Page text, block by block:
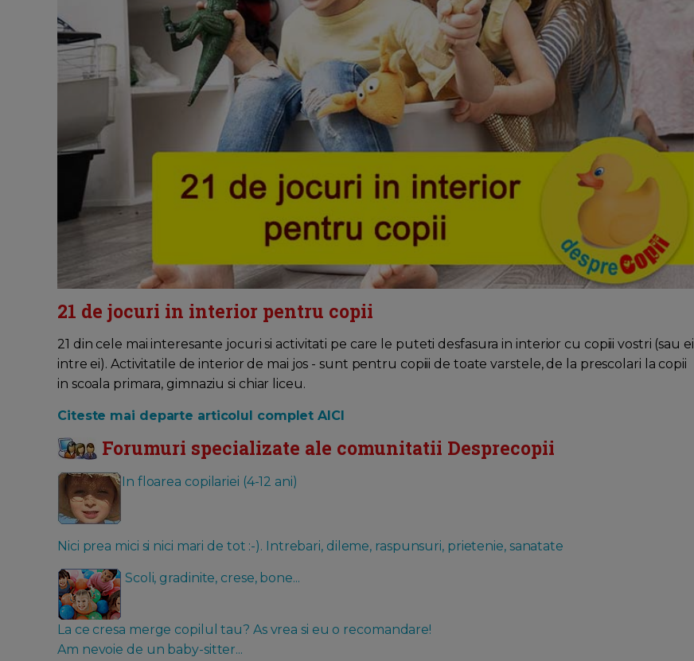
21 de jocuri in interior pentru copii
21 din cele mai interesante jocuri si activitati pe care le puteti desfasura in interior cu copiii vostri (sau ei
intre ei). Activitatile de interior de mai jos - sunt pentru copiii de toate varstele, de la prescolari la copii
in scoala primara, gimnaziu si chiar liceu.
Citeste mai departe articolul complet AICI
Forumuri specializate ale comunitatii Desprecopii
In floarea copilariei (4-12 ani)
Nici prea mici si nici mari de tot :-). Intrebari, dileme, raspunsuri, prietenie, sanatate
Scoli, gradinite, crese, bone...
La ce cresa merge copilul tau? As vrea si eu o recomandare!
Am nevoie de un baby-sitter...